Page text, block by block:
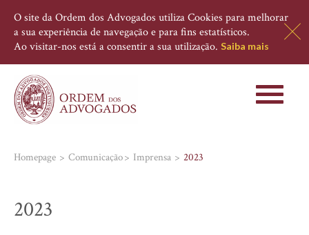
O site da Ordem dos Advogados utiliza Cookies para melhorar
a sua experiência de navegação e para fins estatísticos.
Ao visitar-nos está a consentir a sua utilização. Saiba mais
Toggle
Homepage Comunicação Imprensa 2023
2023